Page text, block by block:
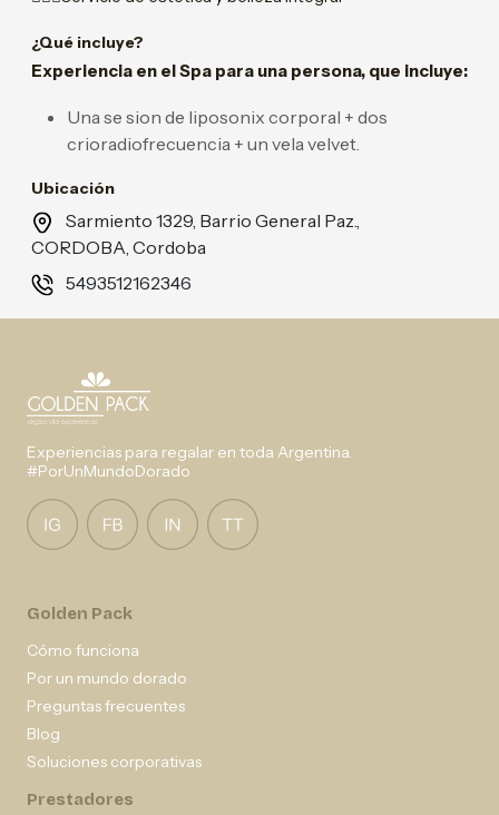
¿Qué incluye?
Experiencia en el Spa para una persona, que incluye:
Una se sion de liposonix corporal + dos
crioradiofrecuencia + un vela velvet.
Ubicación
Sarmiento 1329, Barrio General Paz.,
CORDOBA, Cordoba
5493512162346
Experiencias para regalar en toda Argentina.
#PorUnMundoDorado
Golden Pack
Cómo funciona
Por un mundo dorado
Preguntas frecuentes
Blog
Soluciones corporativas
Prestadores